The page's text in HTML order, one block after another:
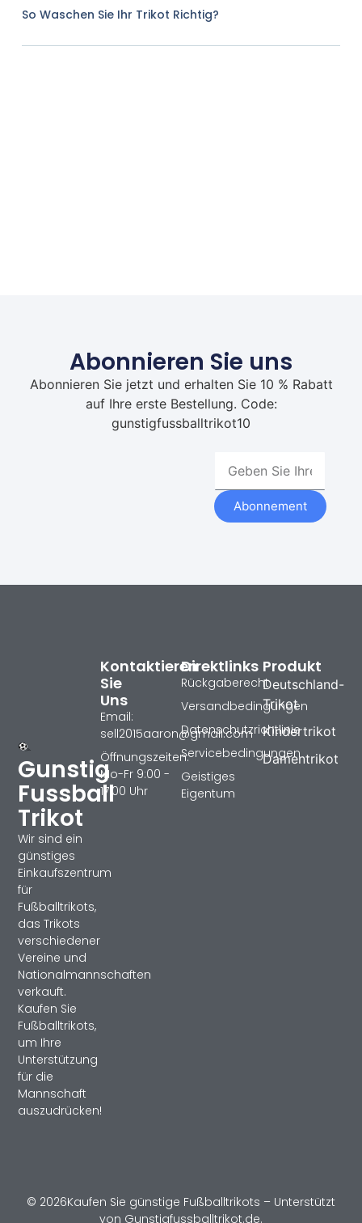
So Waschen Sie Ihr Trikot Richtig?
Abonnieren Sie uns
Abonnieren Sie jetzt und erhalten Sie 10 % Rabatt
auf Ihre erste Bestellung. Code:
gunstigfussballtrikot10
Abonnement
Gunstig
Fussball
Trikot
Wir sind ein
günstiges
Einkaufszentrum
für
Fußballtrikots,
das Trikots
verschiedener
Vereine und
Nationalmannschaften
verkauft.
Kaufen Sie
Fußballtrikots,
um Ihre
Unterstützung
für die
Mannschaft
auszudrücken!
Produkt
Deutschland-
Trikot
Kindertrikot
Damentrikot
Direktlinks
Rückgaberecht
Versandbedingungen
Datenschutzrichtlinie
Servicebedingungen
Geistiges
Eigentum
Kontaktieren
Sie
Uns
Email:
sell2015aaron@gmail.com
Öffnungszeiten:
Mo-Fr 9:00 -
17:00 Uhr
© 2026Kaufen Sie günstige Fußballtrikots – Unterstützt
von Gunstigfussballtrikot.de.